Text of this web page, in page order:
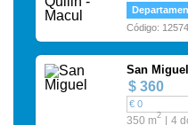
Código: 12574
San Miguel
$ 360
€ 0
350 m2 4